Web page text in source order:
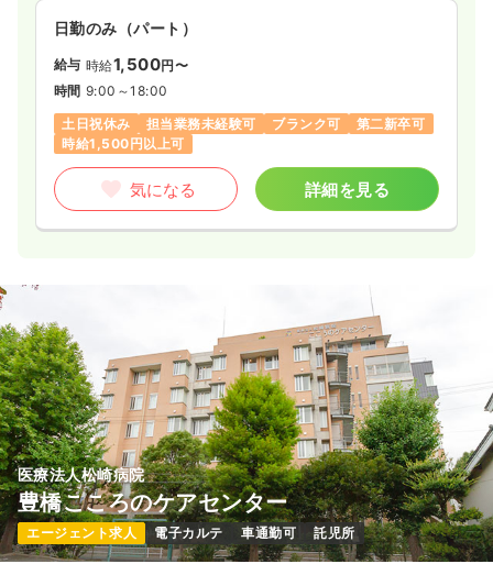
日勤のみ（パート）
給与 時給1,500円〜
時間 9:00～18:00
土日祝休み
担当業務未経験可 ブランク可
第二新卒可
時給1,500円以上可
気になる 詳細を見る
医療法人松崎病院
豊橋こころのケアセンター
エージェント求人 電子カルテ 車通勤可 託児所